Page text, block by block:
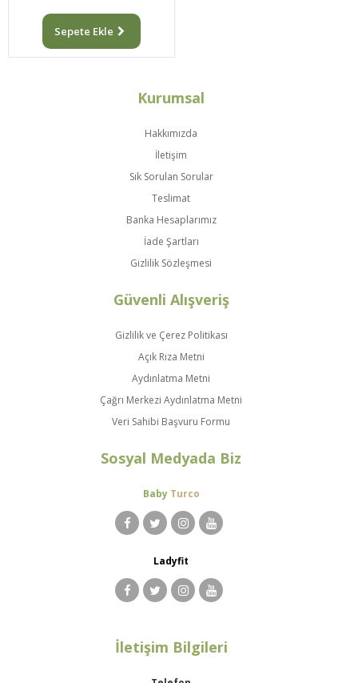
Sepete Ekle
Kurumsal
Hakkımızda
İletişim
Sık Sorulan Sorular
Teslimat
Banka Hesaplarımız
İade Şartları
Gizlilik Sözleşmesi
Güvenli Alışveriş
Gizlilik ve Çerez Politikası
Açık Rıza Metni
Aydınlatma Metni
Çağrı Merkezi Aydınlatma Metni
Veri Sahibi Başvuru Formu
Sosyal Medyada Biz
Baby Turco
Ladyfit
İletişim Bilgileri